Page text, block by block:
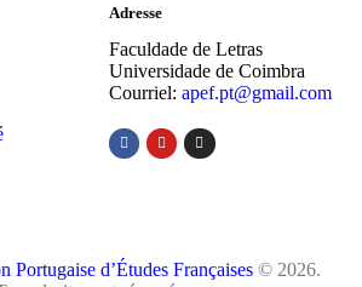
Adresse
Faculdade de Letras
Universidade de Coimbra
Courriel: apef.pt@gmail.com
Portugaise d’Études Françaises © 2026.